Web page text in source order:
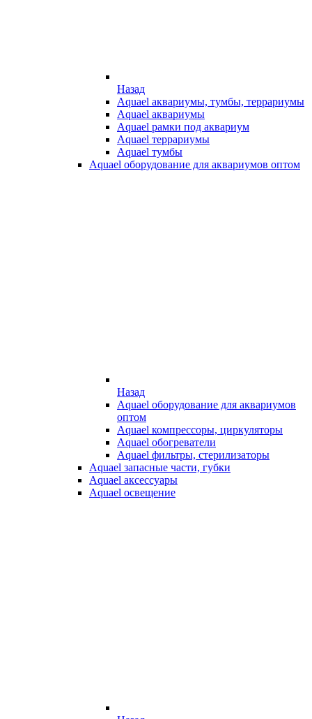
Назад
Aquael аквариумы, тумбы, террариумы
Aquael аквариумы
Aquael рамки под аквариум
Aquael террариумы
Aquael тумбы
Aquael оборудование для аквариумов оптом
Назад
Aquael оборудование для аквариумов
оптом
Aquael компрессоры, циркуляторы
Aquael обогреватели
Aquael фильтры, стерилизаторы
Aquael запасные части, губки
Aquael аксессуары
Aquael освещение